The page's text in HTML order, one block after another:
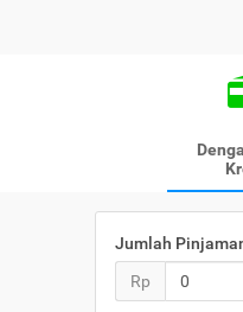
Jumlah
Rp